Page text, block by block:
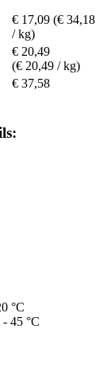
€ 17,09 (€ 34,18
/ kg)
€ 20,49
(€ 20,49 / kg)
€ 37,58
°C
- 45 °C